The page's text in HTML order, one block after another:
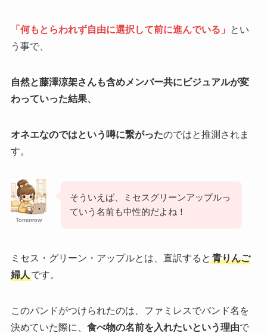
「何もとらわれず自由に選択して前に進んでいる」
とい
う事で、
自然と藤澤涼架さんも含めメンバー共にビジュアルが変
わっていった結果、
オネエなのではという噂に繋がったのではと推測されま
す。
Tomorrow
そういえば、ミセスグリーンアップルっ
ていう名前も中性的だよね！
ミセス・グリーン・アップルとは、直訳すると 青りんご
婦人です。
このバンドがつけられたのは、ファミレスでバンド名を
決めていた際に、 食べ物の名前を入れたいという理由で